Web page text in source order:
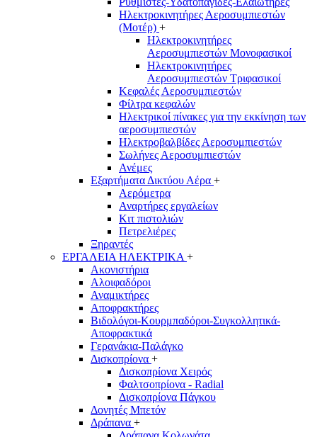
Ηλεκτροκινητήρες Αεροσυμπιεστών
(Μοτέρ) +
Ηλεκτροκινητήρες
Αεροσυμπιεστών Μονοφασικοί
Ηλεκτροκινητήρες
Αεροσυμπιεστών Τριφασικοί
Κεφαλές Αεροσυμπιεστών
Φίλτρα κεφαλών
Ηλεκτρικοί πίνακες για την εκκίνηση των
αεροσυμπιεστών
Ηλεκτροβαλβίδες Αεροσυμπιεστών
Σωλήνες Αεροσυμπιεστών
Ανέμες
Εξαρτήματα Δικτύου Αέρα +
Αερόμετρα
Αναρτήρες εργαλείων
Κιτ πιστολιών
Πετρελιέρες
Ξηραντές
ΕΡΓΑΛΕΙΑ ΗΛΕΚΤΡΙΚΑ +
Ακονιστήρια
Αλοιφαδόροι
Αναμικτήρες
Αποφρακτήρες
Βιδολόγοι-Κουρμπαδόροι-Συγκολλητικά-
Αποφρακτικά
Γερανάκια-Παλάγκο
Δισκοπρίονα +
Δισκοπρίονα Χειρός
Φαλτσοπρίονα - Radial
Δισκοπρίονα Πάγκου
Δονητές Μπετόν
Δράπανα +